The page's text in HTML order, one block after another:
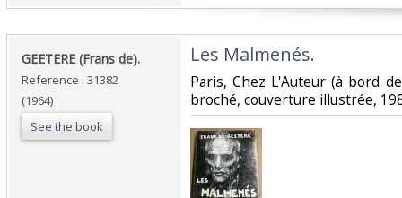
‎GEETERE (Frans de).‎
Reference : 31382
(1964)
See the book
‎Les Malmenés.‎
‎Paris, Chez L'Auteur (à bord
broché, couverture illustrée,